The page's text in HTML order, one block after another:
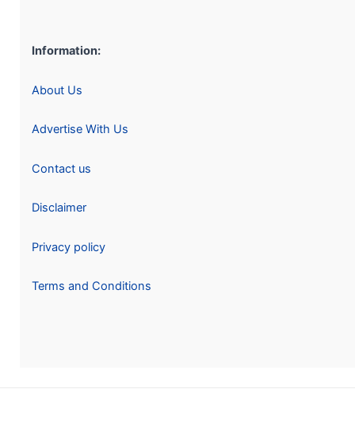
Information:
About Us
Advertise With Us
Contact us
Disclaimer
Privacy policy
Terms and Conditions